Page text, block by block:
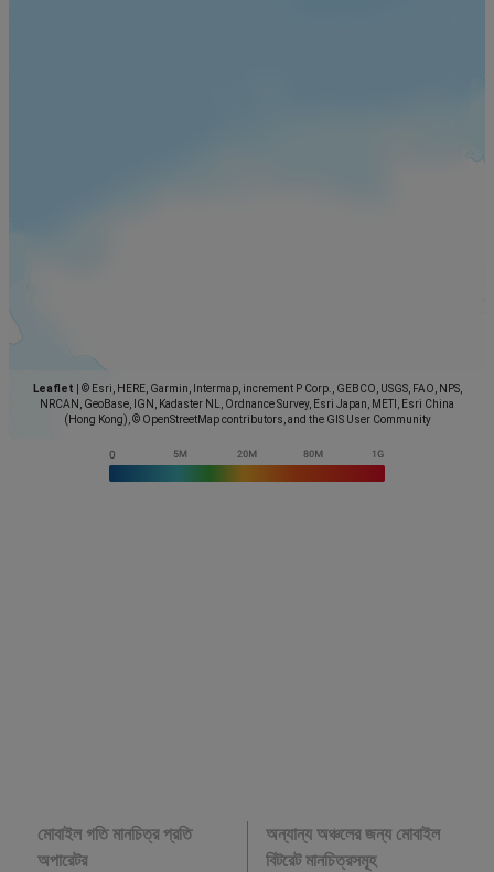
Leaflet
© Esri, HERE, Garmin, Intermap, increment P Corp., GEBCO, USGS, FAO, NPS,
NRCAN, GeoBase, IGN, Kadaster NL, Ordnance Survey, Esri Japan, METI, Esri China
(Hong Kong), © OpenStreetMap contributors, and the GIS User Community
মোবাইল গতি মানচিত্র প্রতি
অপারেটর
অন্যান্য অঞ্চলের জন্য মোবাইল
বিটরেট মানচিত্রসমূহ